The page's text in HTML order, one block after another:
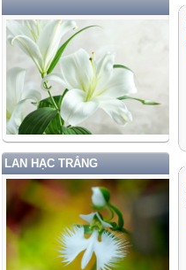
LAN HẠC TRẮNG